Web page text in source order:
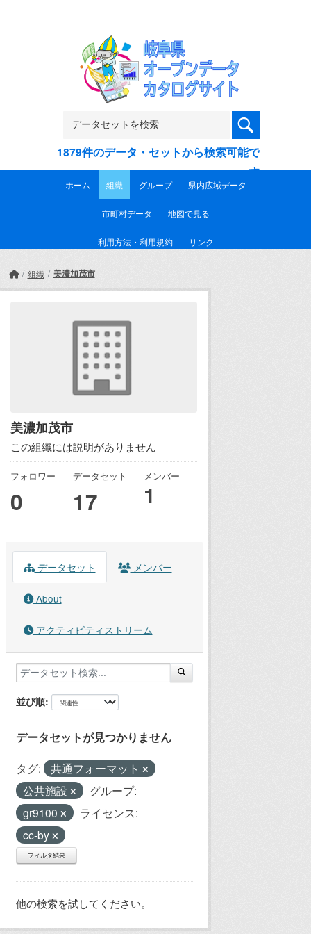
1879件のデータ・セットから検索可能で
す
ホーム 組織 グループ 県内広域データ
市町村データ 地図で見る
利用方法・利用規約 リンク
組織 美濃加茂市
美濃加茂市
この組織には説明がありません
フォロワー
0
データセット
17
メンバー
1
データセット メンバー
About
アクティビティストリーム
並び順
データセットが見つかりません
タグ:
共通フォーマット
公共施設
グループ:
gr9100
ライセンス:
cc-by
フィルタ結果
他の検索を試してください。